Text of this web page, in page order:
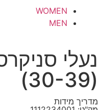
WOMEN
MEN
נעלי
(30-39)
מדריך מידות